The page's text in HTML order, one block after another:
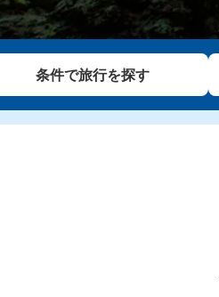
条件で旅行を探す